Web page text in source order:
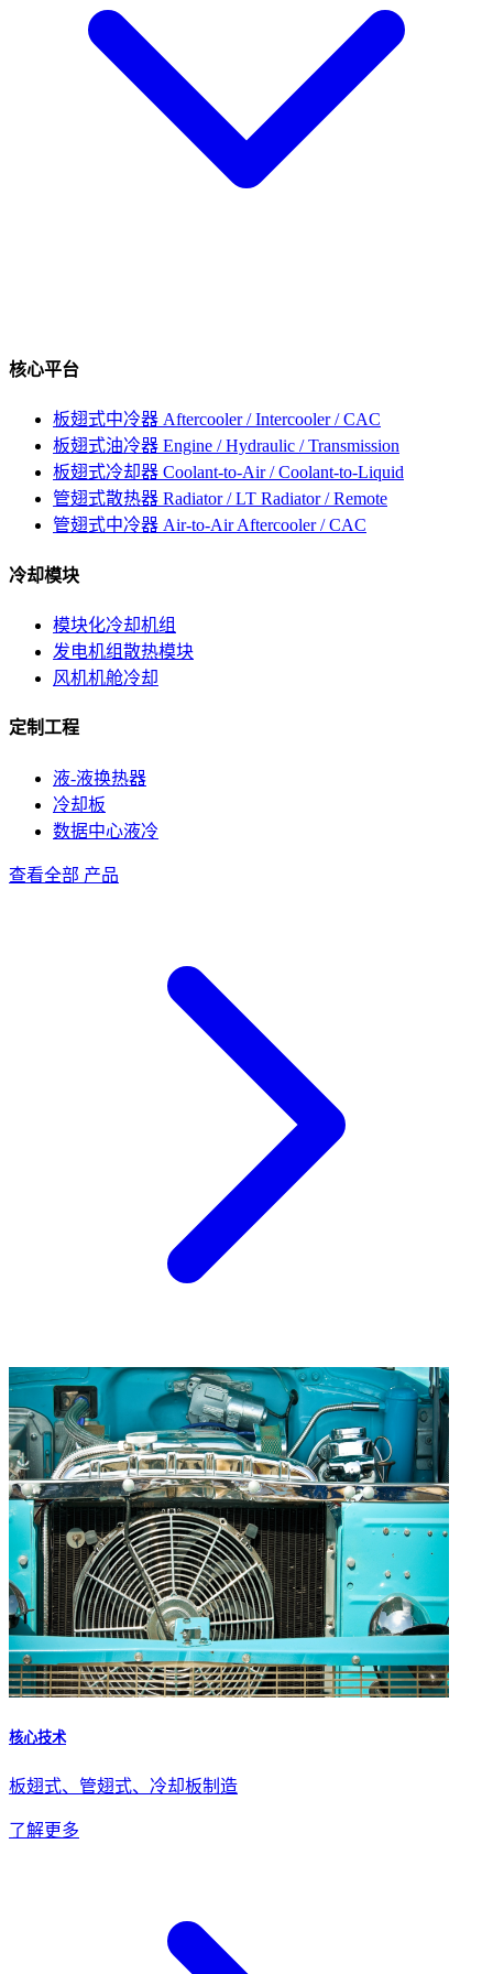
核心平台
板翅式中冷器 Aftercooler / Intercooler / CAC
板翅式油冷器 Engine / Hydraulic / Transmission
板翅式冷却器 Coolant-to-Air / Coolant-to-Liquid
管翅式散热器 Radiator / LT Radiator / Remote
管翅式中冷器 Air-to-Air Aftercooler / CAC
冷却模块
模块化冷却机组
发电机组散热模块
风机机舱冷却
定制工程
液-液换热器
冷却板
数据中心液冷
查看全部 产品
核心技术
板翅式、管翅式、冷却板制造
了解更多